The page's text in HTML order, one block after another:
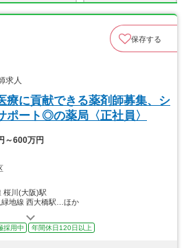
保存する
求人
療に貢献できる薬剤師募集、シ
ート◎の薬局〈正社員〉
～600万円
桜川(大阪)駅
緑地線 西大橋駅…ほか
採用中 年間休日120日以上